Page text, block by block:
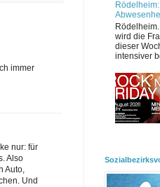
immer
nur: für
Also
Auto,
Und
wird die
dieser
intensiver